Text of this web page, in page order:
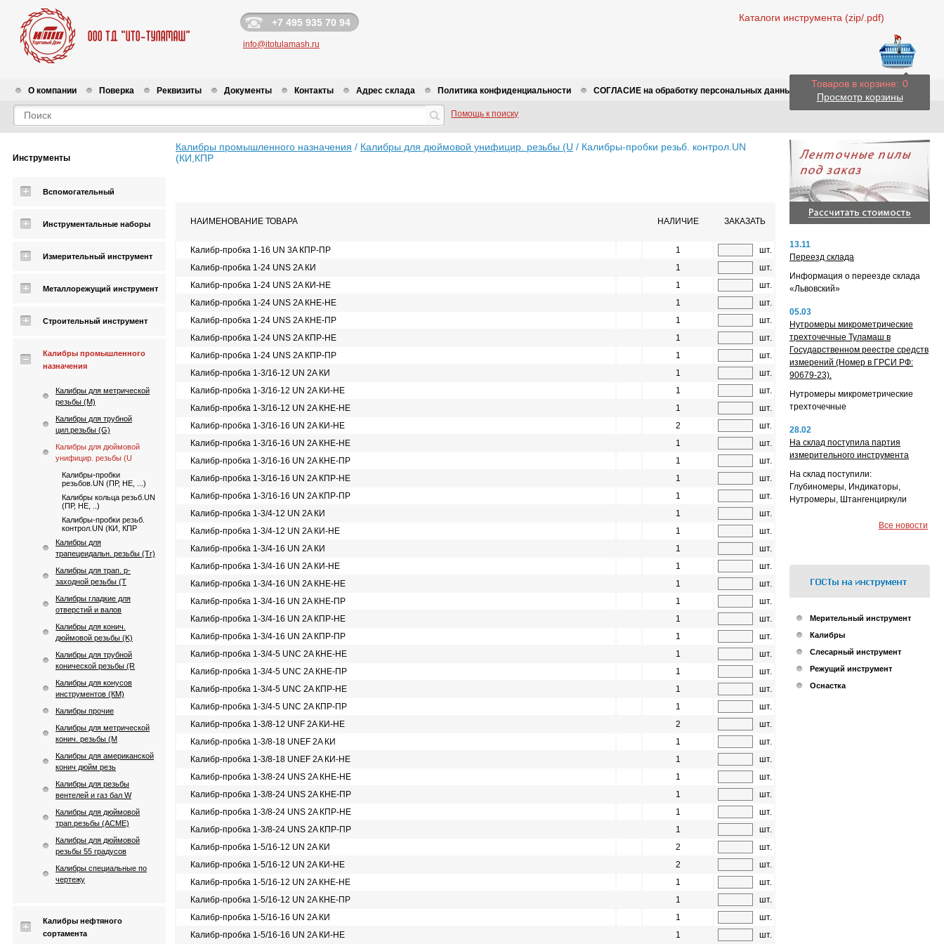
+7 495 935 70 94
info@itotulamash.ru
Каталоги инструмента (zip/.pdf)
О компании Поверка Реквизиты Документы Контакты Адрес склада Политика конфиденциальности СОГЛАСИЕ на обработку персональных данных
Помощь к поиску
Инструменты
Вспомогательный
Инструментальные наборы
Измерительный инструмент
Металлорежущий инструмент
Строительный инструмент
Калибры промышленного
назначения
Калибры для метрической
резьбы (М)
Калибры для трубной
цил.резьбы (G)
Калибры для дюймовой
унифицир. резьбы (U
Калибры-пробки
резьбов.UN (ПР, НЕ, ...)
Калибры кольца резьб.UN
(ПР, НЕ, ..)
Калибры-пробки резьб.
контрол.UN (КИ, КПР
Калибры для
трапецеидальн. резьбы (Tr)
Калибры для трап. p-
заходной резьбы (T
Калибры гладкие для
отверстий и валов
Калибры для конич.
дюймовой резьбы (K)
Калибры для трубной
конической резьбы (R
Калибры для конусов
инструментов (КМ)
Калибры прочие
Калибры для метрической
конич. резьбы (М
Калибры для американской
конич дюйм резь
Калибры для резьбы
вентелей и газ бал W
Калибры для дюймовой
трап.резьбы (АСМЕ)
Калибры для дюймовой
резьбы 55 градусов
Калибры специальные по
чертежу
Калибры нефтяного
сортамента
Товаров в корзине: 0
Просмотр корзины
13.11
Переезд склада
Информация о переезде склада
«Львовский»
05.03
Нутромеры микрометрические
трехточечные Туламаш в
Государственном реестре средств
измерений (Номер в ГРСИ РФ:
90679-23).
Нутромеры микрометрические
трехточечные
28.02
На склад поступила партия
измерительного инструмента
На склад поступили:
Глубиномеры, Индикаторы,
Нутромеры, Штангенциркули
Все новости
Мерительный инструмент
Калибры
Слесарный инструмент
Режущий инструмент
Оснастка
Калибры промышленного назначения / Калибры для дюймовой унифицир. резьбы (U / Калибры-пробки резьб. контрол.UN
(КИ,КПР
НАИМЕНОВАНИЕ ТОВАРА НАЛИЧИЕ ЗАКАЗАТЬ
Калибр-пробка 1-16 UN 3A КПР-ПР 1
шт.
Калибр-пробка 1-24 UNS 2A КИ
1
шт.
Калибр-пробка 1-24 UNS 2A КИ-НЕ
1
шт.
Калибр-пробка 1-24 UNS 2A КНЕ-НЕ
1
шт.
Калибр-пробка 1-24 UNS 2A КНЕ-ПР
1
шт.
Калибр-пробка 1-24 UNS 2A КПР-НЕ
1
шт.
Калибр-пробка 1-24 UNS 2A КПР-ПР
1
шт.
Калибр-пробка 1-3/16-12 UN 2A КИ
1
шт.
Калибр-пробка 1-3/16-12 UN 2A КИ-НЕ
1
шт.
Калибр-пробка 1-3/16-12 UN 2A КНЕ-НЕ
1
шт.
Калибр-пробка 1-3/16-16 UN 2A КИ-НЕ
2
шт.
Калибр-пробка 1-3/16-16 UN 2A КНЕ-НЕ
1
шт.
Калибр-пробка 1-3/16-16 UN 2A КНЕ-ПР
1
шт.
Калибр-пробка 1-3/16-16 UN 2A КПР-НЕ
1
шт.
Калибр-пробка 1-3/16-16 UN 2A КПР-ПР
1
шт.
Калибр-пробка 1-3/4-12 UN 2A КИ
1
шт.
Калибр-пробка 1-3/4-12 UN 2A КИ-НЕ
1
шт.
Калибр-пробка 1-3/4-16 UN 2A КИ
1
шт.
Калибр-пробка 1-3/4-16 UN 2A КИ-НЕ
1
шт.
Калибр-пробка 1-3/4-16 UN 2A КНЕ-НЕ
1
шт.
Калибр-пробка 1-3/4-16 UN 2A КНЕ-ПР
1
шт.
Калибр-пробка 1-3/4-16 UN 2A КПР-НЕ
1
шт.
Калибр-пробка 1-3/4-16 UN 2A КПР-ПР
1
шт.
Калибр-пробка 1-3/4-5 UNC 2A КНЕ-НЕ
1
шт.
Калибр-пробка 1-3/4-5 UNC 2A КНЕ-ПР
1
шт.
Калибр-пробка 1-3/4-5 UNC 2A КПР-НЕ
1
шт.
Калибр-пробка 1-3/4-5 UNC 2A КПР-ПР
1
шт.
Калибр-пробка 1-3/8-12 UNF 2A КИ-НЕ
2
шт.
Калибр-пробка 1-3/8-18 UNEF 2A КИ
1
шт.
Калибр-пробка 1-3/8-18 UNEF 2A КИ-НЕ
1
шт.
Калибр-пробка 1-3/8-24 UNS 2A КНЕ-НЕ
1
шт.
Калибр-пробка 1-3/8-24 UNS 2A КНЕ-ПР
1
шт.
Калибр-пробка 1-3/8-24 UNS 2A КПР-НЕ
1
шт.
Калибр-пробка 1-3/8-24 UNS 2A КПР-ПР
1
шт.
Калибр-пробка 1-5/16-12 UN 2A КИ
2
шт.
Калибр-пробка 1-5/16-12 UN 2A КИ-НЕ
2
шт.
Калибр-пробка 1-5/16-12 UN 2A КНЕ-НЕ
1
шт.
Калибр-пробка 1-5/16-12 UN 2A КНЕ-ПР
1
шт.
Калибр-пробка 1-5/16-16 UN 2A КИ
1
шт.
Калибр-пробка 1-5/16-16 UN 2A КИ-НЕ
1 шт.